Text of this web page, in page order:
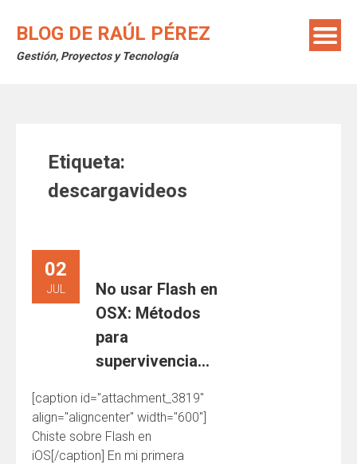
BLOG DE RAÚL PÉREZ
Gestión, Proyectos y Tecnología
Etiqueta:
descargavideos
02
JUL
No usar Flash en
OSX: Métodos
para
supervivencia…
[caption id="attachment_3819"
align="aligncenter" width="600"]
Chiste sobre Flash en
iOS[/caption] En mi primera